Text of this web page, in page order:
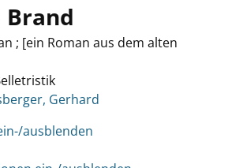
Brand
; [ein Roman aus dem alten
diesem Verfasser
Gerhard
ausblenden